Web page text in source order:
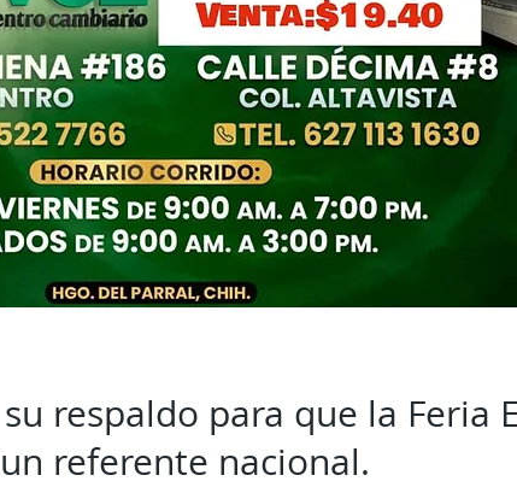
respaldo para que la Feria
referente nacional.